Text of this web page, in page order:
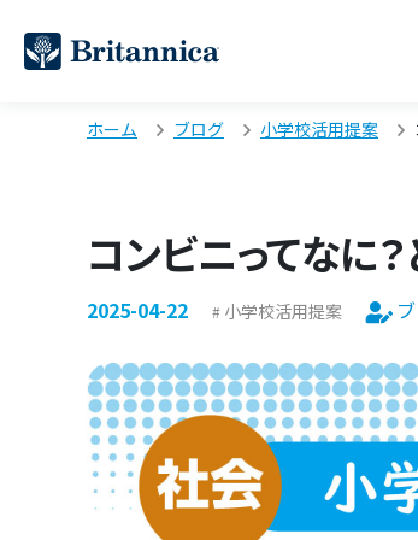
ホーム ブログ 小学校活用提案
コンビニってなに
2025-04-22 小学校活用提案